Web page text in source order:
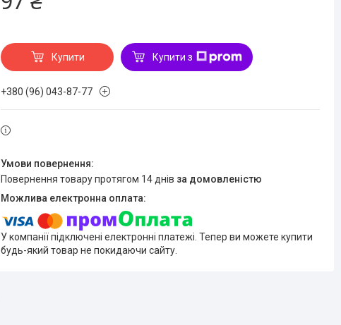
Купити Купити з
+380 (96) 043-87-77
повернення товару протягом 14 днів за домовленістю
У компанії підключені електронні платежі. Тепер ви можете купити
будь-який товар не покидаючи сайту.